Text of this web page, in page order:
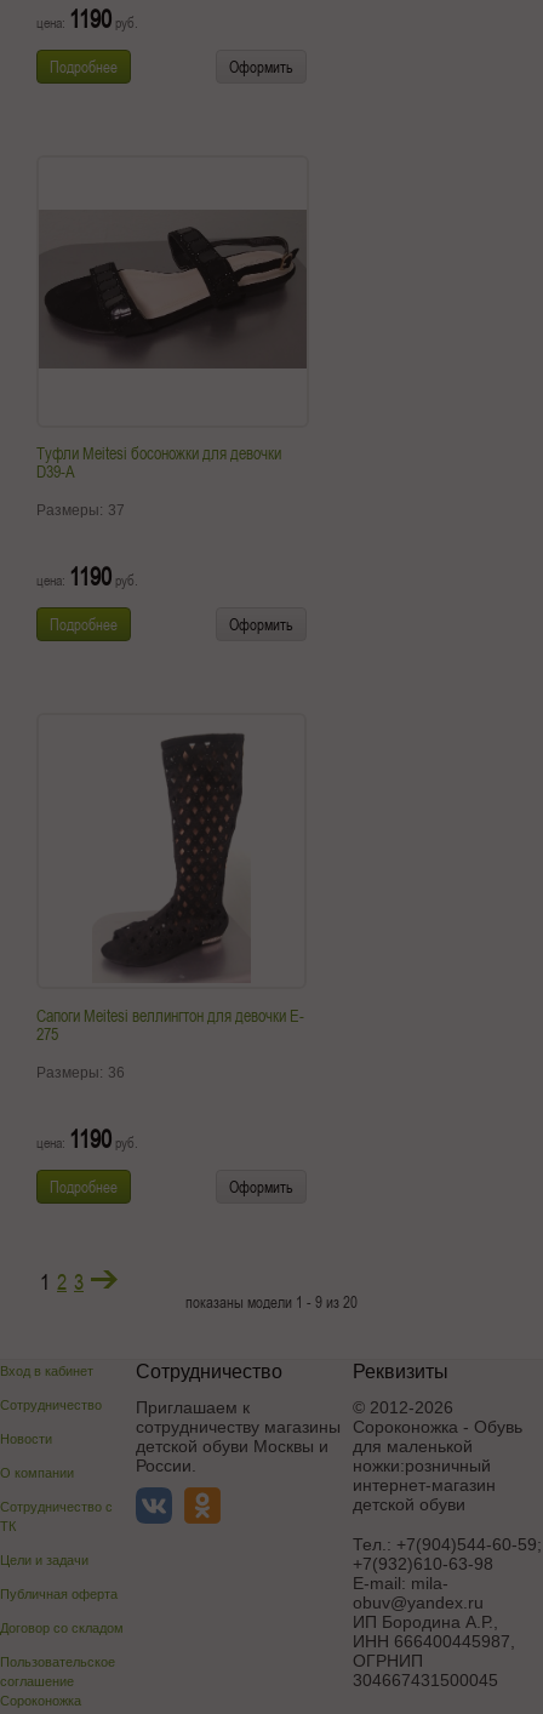
цена: 1190 руб.
Подробнее Оформить
Туфли Meitesi босоножки для девочки
D39-A
Размеры: 37
цена: 1190 руб.
Подробнее Оформить
Сапоги Meitesi веллингтон для девочки E-
275
Размеры: 36
цена: 1190 руб.
Подробнее Оформить
1 2 3
показаны модели 1 - 9 из 20
Вход в кабинет
Сотрудничество
Новости
О компании
Сотрудничество с
ТК
Цели и задачи
Публичная оферта
Договор со складом
Пользовательское
соглашение
Сороконожка
Сотрудничество
Приглашаем к
сотрудничеству магазины
детской обуви Москвы и
России.
Реквизиты
© 2012-2026
Сороконожка - Обувь
для маленькой
ножки:розничный
интернет-магазин
детской обуви
Тел.: +7(904)544-60-59;
+7(932)610-63-98
E-mail: mila-
obuv@yandex.ru
ИП Бородина А.Р.
ИНН 666400445987,
ОГРНИП
304667431500045